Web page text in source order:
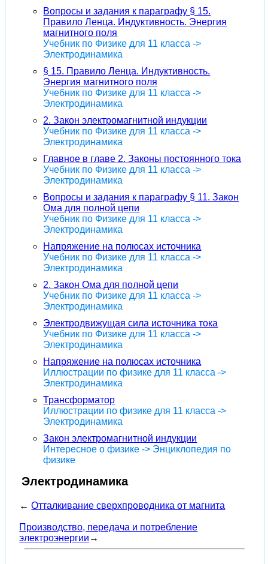
Вопросы и задания к параграфу § 15.
Правило Ленца. Индуктивность. Энергия
магнитного поля
Учебник по Физике для 11 класса ->
Электродинамика
§ 15. Правило Ленца. Индуктивность.
Энергия магнитного поля
Учебник по Физике для 11 класса ->
Электродинамика
2. Закон электромагнитной индукции
Учебник по Физике для 11 класса ->
Электродинамика
Главное в главе 2. Законы постоянного тока
Учебник по Физике для 11 класса ->
Электродинамика
Вопросы и задания к параграфу § 11. Закон
Ома для полной цепи
Учебник по Физике для 11 класса ->
Электродинамика
Напряжение на полюсах источника
Учебник по Физике для 11 класса ->
Электродинамика
2. Закон Ома для полной цепи
Учебник по Физике для 11 класса ->
Электродинамика
Электродвижущая сила источника тока
Учебник по Физике для 11 класса ->
Электродинамика
Напряжение на полюсах источника
Иллюстрации по физике для 11 класса ->
Электродинамика
Трансформатор
Иллюстрации по физике для 11 класса ->
Электродинамика
Закон электромагнитной индукции
Интересное о физике -> Энциклопедия по
физике
Электродинамика
←Отталкивание сверхпроводника от магнита
Производство, передача и потребление
электроэнергии →